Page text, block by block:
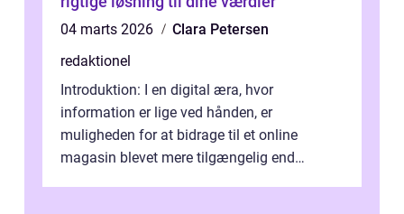
04 marts 2026
Clara Petersen
redaktionel
Introduktion: I en digital æra, hvor
information er lige ved hånden, er
muligheden for at bidrage til et online
magasin blevet mere tilgængelig end